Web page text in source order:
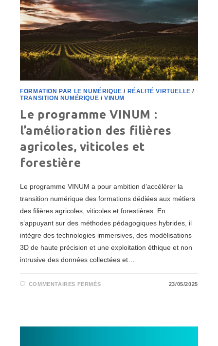
VIRTUELLE
FORMATION PAR LE NUMÉRIQUE / RÉALITÉ VIRTUELLE /
TRANSITION NUMÉRIQUE /VINUM
Le programme VINUM :
l’amélioration des filières
agricoles, viticoles et
forestière
Le programme VINUM a pour ambition d’accélérer la
transition numérique des formations dédiées aux métiers
des filières agricoles, viticoles et forestières. En
s’appuyant sur des méthodes pédagogiques hybrides, il
intègre des technologies immersives, des modélisations
3D de haute précision et une exploitation éthique et non
intrusive des données collectées et…
COMMENTAIRES FERMÉSSUR
FILIÈRES
23/05/2025